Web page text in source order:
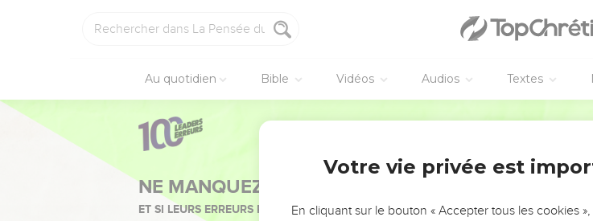
Au quotidien Bible Vidéos Audios Textes
NE MANQUEZ PAS L’ÉVÉNEMENT DE L’ANNÉE !
ET SI LEURS ERREURS POUVAIENT VOUS ÉVITER LES VOTRES ?
Votre vie privée est
En cliquant sur le bouton « Accepter tous les cookies